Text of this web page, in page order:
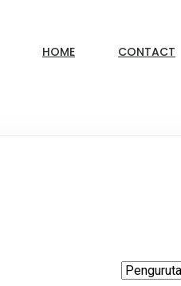
HOME CONTACT